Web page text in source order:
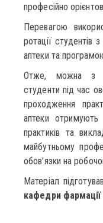
професійно
Перевагою
ротації студентів
аптеки та
Отже, можна з
студенти під час
проходження
аптеки
практиків та
майбутньому
обов’язки на
Матеріал
кафедри